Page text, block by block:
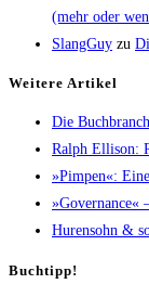
(mehr oder
SlangGuy zu
Wei­te­re Artikel
Die
Ralph Elli­son:
»Pim­pen«:
»Gover­nan­ce«
Huren­sohn &
Buch­tipp!